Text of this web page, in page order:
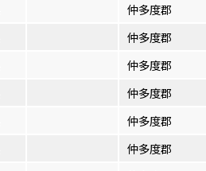
仲多度郡
仲多度郡
仲多度郡
仲多度郡
仲多度郡
仲多度郡